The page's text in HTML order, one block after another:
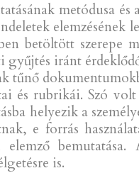
metódusa és
elemzésének
betöltött szerepe
gyűjtés iránt
tűnő
és rubrikái. Szó
helyezik a
e forrás
bemutatása.
is.